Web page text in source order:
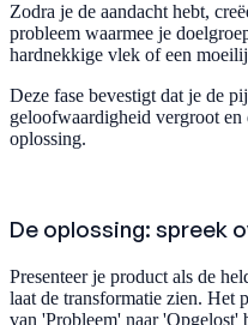
Zodra je de aandacht hebt,
probleem waarmee je
hardnekkige vlek of een
Deze fase bevestigt dat je de
geloofwaardigheid vergroot
oplossing.
De oplossing: spreek
Presenteer je product als de
laat de transformatie zien. Het
van 'Probleem' naar 'Opgelost'